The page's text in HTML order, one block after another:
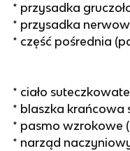
* przysadka
* przysadka
* część pośrednia
* ciało
* blaszka krańcowa
* pasmo wzrokowe
* narząd